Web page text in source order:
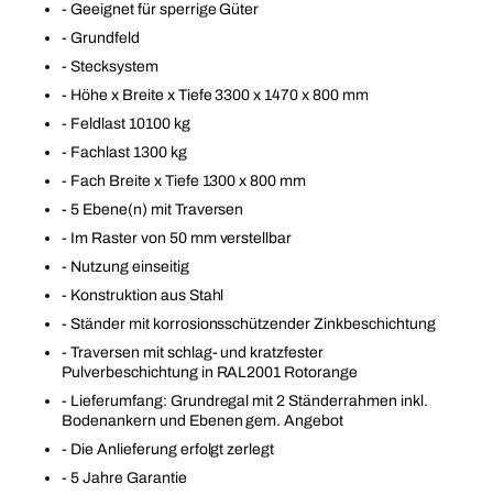
- Geeignet für sperrige Güter
- Grundfeld
- Stecksystem
- Höhe x Breite x Tiefe 3300 x 1470 x 800 mm
- Feldlast 10100 kg
- Fachlast 1300 kg
- Fach Breite x Tiefe 1300 x 800 mm
- 5 Ebene(n) mit Traversen
- Im Raster von 50 mm verstellbar
- Nutzung einseitig
- Konstruktion aus Stahl
- Ständer mit korrosionsschützender Zinkbeschichtung
- Traversen mit schlag- und kratzfester
Pulverbeschichtung in RAL2001 Rotorange
- Lieferumfang: Grundregal mit 2 Ständerrahmen inkl.
Bodenankern und Ebenen gem. Angebot
- Die Anlieferung erfolgt zerlegt
- 5 Jahre Garantie